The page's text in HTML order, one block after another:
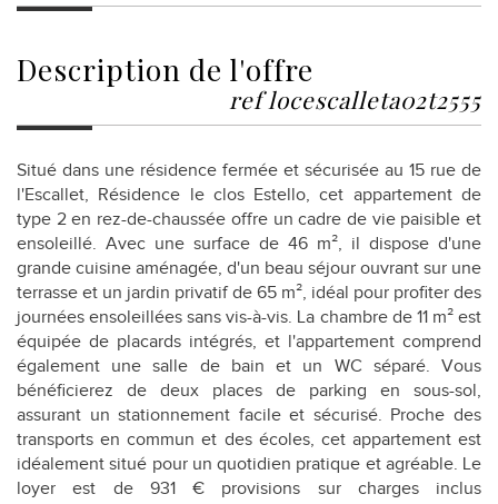
description de l'offre
ref locescalleta02t2555
Situé dans une résidence fermée et sécurisée au 15 rue de
l'Escallet, Résidence le clos Estello, cet appartement de
type 2 en rez-de-chaussée offre un cadre de vie paisible et
ensoleillé. Avec une surface de 46 m², il dispose d'une
grande cuisine aménagée, d'un beau séjour ouvrant sur une
terrasse et un jardin privatif de 65 m², idéal pour profiter des
journées ensoleillées sans vis-à-vis. La chambre de 11 m² est
équipée de placards intégrés, et l'appartement comprend
également une salle de bain et un WC séparé. Vous
bénéficierez de deux places de parking en sous-sol,
assurant un stationnement facile et sécurisé. Proche des
transports en commun et des écoles, cet appartement est
idéalement situé pour un quotidien pratique et agréable. Le
loyer est de 931 € provisions sur charges inclus